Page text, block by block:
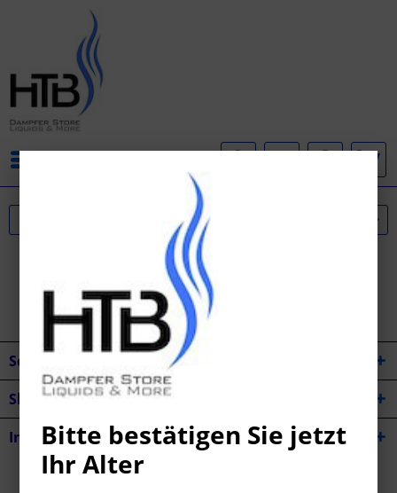
Service Hotline
Shop Service
Informationen
Bitte bestätigen Sie jetzt
Ihr Alter